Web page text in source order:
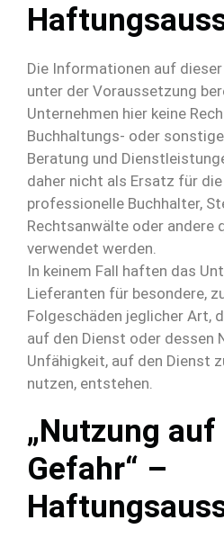
Die Informationen auf
unter der Voraussetzung
Unternehmen hier keine
Buchhaltungs- oder
Beratung und
daher nicht als Ersatz für
professionelle Buchhalter,
Rechtsanwälte oder andere
verwendet werden.
In keinem Fall haften das
Lieferanten für besondere,
Folgeschäden jeglicher Art,
auf den Dienst oder dessen
Unfähigkeit, auf den Dienst
nutzen, entstehen.
„Nutzung
Gefahr“ –